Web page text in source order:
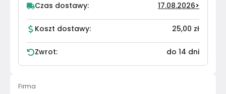
Czas dostawy: 17.08.2026>
Koszt dostawy: 25,00 zł
Zwrot: do 14 dni
Firma